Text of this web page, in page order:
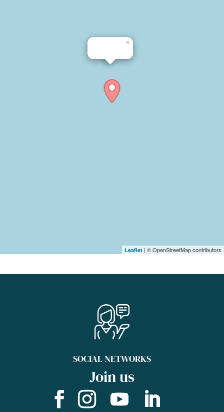
×
Leaflet | © OpenStreetMap contributors
SOCIAL NETWORKS
Join us